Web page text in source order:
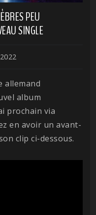
PEU
SINGLE
allemand
album
prochain via
en avoir un avant-
clip ci-dessous.